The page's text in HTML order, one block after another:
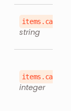
string
integer